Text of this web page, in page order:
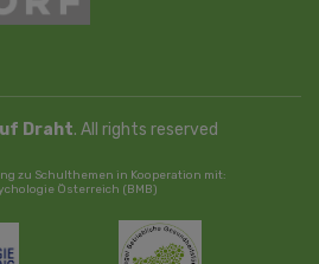
Draht. All rights reserved
zu Schulthemen in Kooperation mit:
Österreich (BMB)